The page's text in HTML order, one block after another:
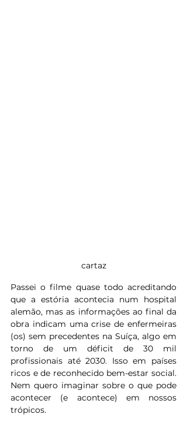
cartaz
Passei o filme quase todo acreditando
que a estória acontecia num hospital
alemão, mas as informações ao final da
obra indicam uma crise de enfermeiras
(os) sem precedentes na Suíça, algo em
torno de um déficit de 30 mil
profissionais até 2030. Isso em países
ricos e de reconhecido bem-estar social.
Nem quero imaginar sobre o que pode
acontecer (e acontece) em nossos
trópicos.